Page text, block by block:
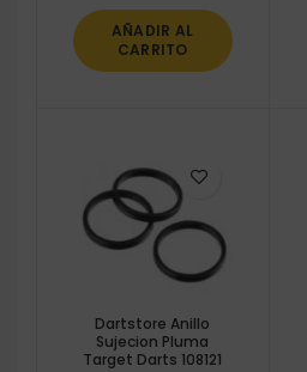
AÑADIR AL
CARRITO
Dartstore Anillo
Sujecion Pluma
Target Darts 108121